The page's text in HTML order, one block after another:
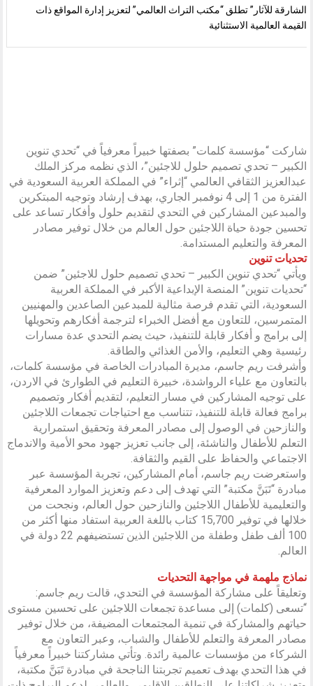
الشارقة للآثار” تطلق “مكتب التراث العالمي” لتعزيز إدارة المواقع ذات
القيمة العالمية الاستثنائية
شاركت “مؤسسة كلمات” بصفتها خبيراً معرفياً في “تحدي تنوين
الكبير – تحدي تصميم حلول للاجئين”، الذي نظمه مركز الملك
عبدالعزيز الثقافي العالمي “إثراء” في المملكة العربية السعودية في
الفترة من 1 إلى 4 نوفمبر الجاري، بهدف إرشاد وتوجيه المبتكرين
والمبدعين المشاركين في التحدي لتقديم حلول وأفكار تساعد على
تحسين جودة حياة اللاجئين حول العالم من خلال توفير مصادر
المعرفة والتعليم المستدامة.
تحديات تنوين
ويأتي “تحدي تنوين الكبير – تحدي تصميم حلول للاجئين” ضمن
“تحديات تنوين” المنصة الإبداعية الأكبر في المملكة العربية
السعودية، التي تقدم فرصة مثالية للمبدعين الصاعدين والمهنيين
المتمرسين، للتعاون مع أفضل الخبراء لترجمة أفكارهم وتحويلها
إلى برامج و أفكار قابلة للتنفيذ، حيث يضم التحدي عدة مسارات
رئيسية وهي التعليم، والأمن الغذائي والطاقة.
وأشرفت ريم جاسم، مديرة المبادرات الخاصة في مؤسسة كلمات،
بالتعاون مع علياء الرواشدة، خبيرة التعليم في الطوارئ في الاردن،
على توجيه المشاركين في مسار التعليم، لتقديم أفكار وتصميم
برامج فعالة قابلة للتنفيذ، تتناسب مع احتياجات تجمعات اللاجئين
والنازحين في الوصول إلى مصادر المعرفة وتحقيق استمرارية
التعلم للأطفال والناشئة، إلى جانب تعزيز جهود محو الأمية والاندماج
الاجتماعي والحفاظ على القيم والثقافة.
واستعرضت ريم جاسم، أمام المشاركين، تجربة المؤسسة عبر
مبادرة “تَبَنَّ مكتبة” التي تهدف إلى دعم وتعزيز الموارد المعرفية
والتعليمية للأطفال اللاجئين والنازحين حول العالم، ونجحت من
خلالها في توفير 15,700 كتاب باللغة العربية استفاد منها أكثر من
100 ألف طفل وطفلة من اللاجئين الذين تستضيفهم 22 دولة في
العالم.
نماذج ملهمة في مواجهة التحديات
وتعليقاً على مشاركة المؤسسة في التحدي، قالت ريم جاسم:
“تسعى (كلمات) إلى مساعدة تجمعات اللاجئين على تحسين مستوى
حياتهم والمشاركة في تنمية المجتمعات المضيفة، من خلال توفير
مصادر المعرفة والتعلم للأطفال والشباب، وعبر التعاون مع
الشركاء من مؤسسات عالمية رائدة. وتأتي مشاركتنا خبيراً معرفياً
في هذا التحدي بهدف تعميم تجربتنا الناجحة في مبادرة تَبَنَّ مكتبة،